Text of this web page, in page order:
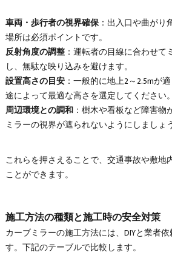
車両・歩行者の視界確保：出入口や曲がり
場所は必須ポイントです。
反射角度の調整：運転者の目線に合わせて
し、無駄な映り込みを避けます。
設置高さの目安：一般的に地上2～2.5mが
途によって最適な高さを選定してください。
周辺環境との調和：樹木や看板など障害物
ミラーの視界が遮られないようにしましょ
これらを押さえることで、交通事故や敷地
ことができます。
施工方法の種類と施工時の安全対策
カーブミラーの施工方法には、DIYと業者
す。下記のテーブルで比較します。